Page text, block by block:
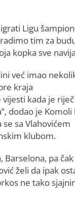
Ligu
tim za
kopka sve
već imao
kraja
kada je
dodao je Komoli
sa Vlahovićem
klubom.
Barselona, pa
želi da ipak
ne tako